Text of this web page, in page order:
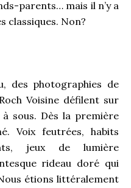
parents… mais il n’y a
classiques. Non?
des photographies de
Voisine défilent sur
sous. Dès la première
Voix feutrées, habits
jeux de lumière
rideau doré qui
étions littéralement